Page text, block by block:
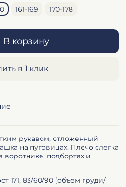
161-169 170-178
В корзину
в 1 клик
рукавом, отложенный
на пуговицах. Плечо слегка
воротнике, подбортах и
171, 83/60/90 (объем груди/